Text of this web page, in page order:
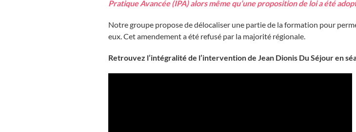
Pratique Avancée (IPA) alors même qu’une proposition de loi a été
Notre groupe propose de délocaliser une partie de la formation pour
eux. Cet amendement a été refusé par la majorité régionale.
Retrouvez l’intégralité de l’intervention de Jean Dionis Du Séjour en